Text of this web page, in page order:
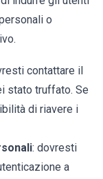
o
contattare il
stato truffato. Se
di riavere i
: dovresti
a